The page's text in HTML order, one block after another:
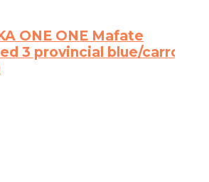
ONE ONE Mafate
3 provincial blue/carrot